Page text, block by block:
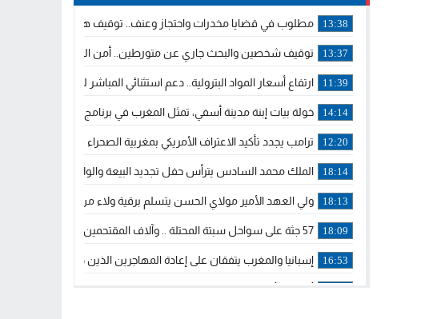
13:38 مطلوب في قضايا مخدرات واحتجاز وعنف.. توقيف هولندي بوجدة ملاحق
13:37 توقيف شخصين والبحث جاري عن متورطين.. أمن الجديدة يفك خيوط
11:39 ارتفاع أسعار المواد البترولية.. دعم استثنائي المباشر لمهنيي النقل
14:14 خولة بيات إبنة مدينة أسفي، تمثل المغرب في برنامج مدرب ركوب
12:20 ترامب يجدد تأكيد الاعتراف الأمريكي بمغربية الصحراء في برقية إلى الملك
18:14 الملك محمد السادس يترأس حفل تجديد البيعة والولاء في قصر
18:13 ولي العهد الأمير مولاي الحسن يتسلم برقية ولاء من القوات المسلحة
18:09 57 جثة على سواحل سبتة المحتلة .. وآلاف المقتحمين يعودون إلى المغرب
16:53 إسبانيا والمغرب يتفقان على إعادة المهاجرين الذين دخلوا سبتة المحتلة